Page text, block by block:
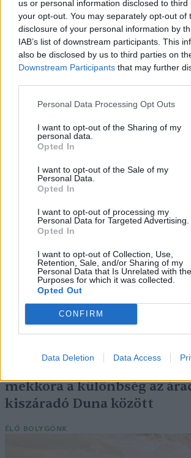
us or personal information disclosed to
your opt-out. You may separately opt-out of
disclosure of your personal information by
IAB’s list of downstream participants. This
also be disclosed by us to third parties on
Downstream Participants that may further
Personal Data Processing Opt Outs
I want to opt-out of the Sharing of my
personal data.
Opted In
I want to opt-out of the Sale of my
Personal Data.
Opted In
I want to opt-out of processing my
Personal Data for Targeted Advertising.
Opted In
I want to opt-out of Collection, Use,
Retention, Sale, and/or Sharing of my
Personal Data that Is Unrelated with the
Purposes for which it was collected.
Opted Out
CONFIRM
Data Deletion Data Access
a legjobb lelőhelyek!
Négy éven belül valósággá
elektromos repülőjáratok
KÖZLEKEDÉS
Történelmi aszály sújtja
Britanniát is
SZEMLE
mekkora a különbség az
kiszáradó Duna között
ÉLŐ BOLYGÓNK